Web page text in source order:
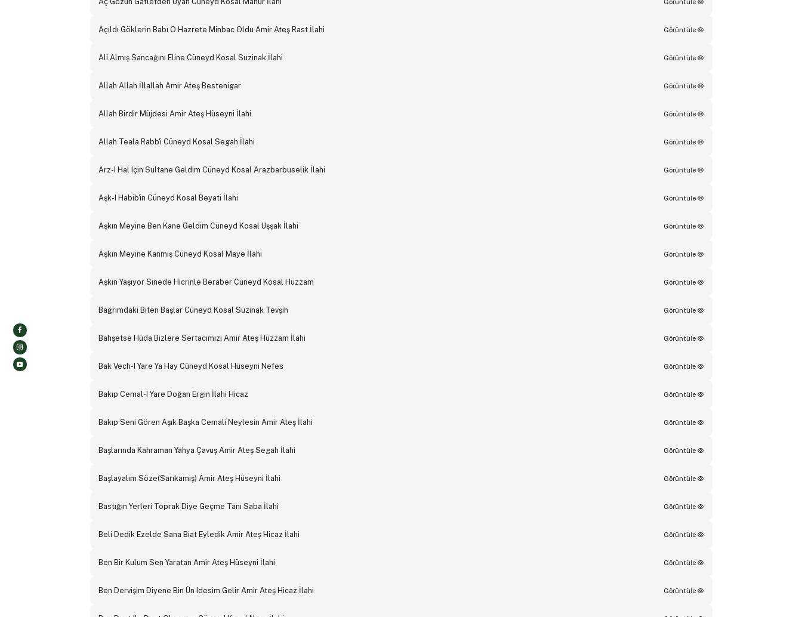
Açıldı Göklerin Babı O Hazrete Minbac Oldu Amir Ateş Rast İlahi Görüntüle
Ali Almış Sancağını Eline Cüneyd Kosal Suzinak İlahi Görüntüle
Allah Allah İllallah Amir Ateş Bestenigar Görüntüle
Allah Birdir Müjdesi Amir Ateş Hüseyni İlahi Görüntüle
Allah Teala Rabb'i Cüneyd Kosal Segah İlahi Görüntüle
Arz-I Hal Için Sultane Geldim Cüneyd Kosal Arazbarbuselik İlahi Görüntüle
Aşk-I Habib'in Cüneyd Kosal Beyati İlahi Görüntüle
Aşkın Meyine Ben Kane Geldim Cüneyd Kosal Uşşak İlahi Görüntüle
Aşkın Meyine Kanmış Cüneyd Kosal Maye İlahi Görüntüle
Aşkın Yaşıyor Sinede Hicrinle Beraber Cüneyd Kosal Hüzzam Görüntüle
Bağrımdaki Biten Başlar Cüneyd Kosal Suzinak Tevşih Görüntüle
Bahşetse Hüda Bizlere Sertacımızı Amir Ateş Hüzzam İlahi Görüntüle
Bak Vech-I Yare Ya Hay Cüneyd Kosal Hüseyni Nefes Görüntüle
Bakıp Cemal-I Yare Doğan Ergin İlahi Hicaz Görüntüle
Bakıp Seni Gören Aşık Başka Cemali Neylesin Amir Ateş İlahi Görüntüle
Başlarında Kahraman Yahya Çavuş Amir Ateş Segah İlahi Görüntüle
Başlayalım Söze(Sarıkamış) Amir Ateş Hüseyni İlahi Görüntüle
Bastığın Yerleri Toprak Diye Geçme Tanı Saba İlahi Görüntüle
Beli Dedik Ezelde Sana Biat Eyledik Amir Ateş Hicaz İlahi Görüntüle
Ben Bir Kulum Sen Yaratan Amir Ateş Hüseyni İlahi Görüntüle
Ben Dervişim Diyene Bin Ün Idesim Gelir Amir Ateş Hicaz İlahi Görüntüle